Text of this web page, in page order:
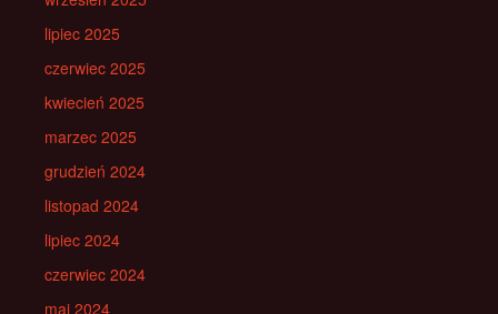
lipiec 2025
czerwiec 2025
kwiecień 2025
marzec 2025
grudzień 2024
listopad 2024
lipiec 2024
czerwiec 2024
maj 2024